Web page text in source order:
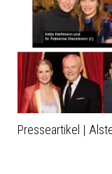
Presseartikel |